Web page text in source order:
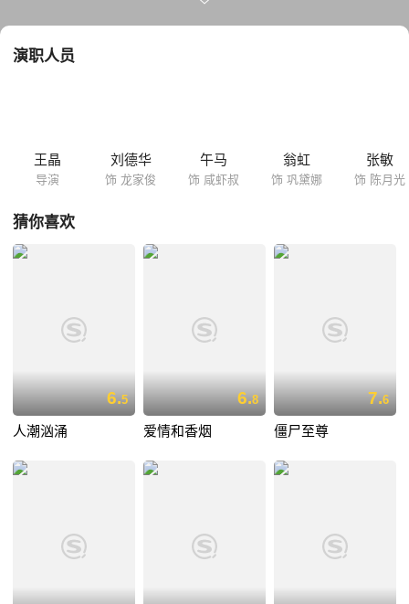
他公司的女员工。 一次龙家俊和表妹游船河发生争执，被踢下海偶然混进
演职人员
王晶
导演
刘德华
饰 龙家俊
午马
饰 咸虾叔
翁虹
饰 巩黛娜
张敏
饰 陈月光
猜你喜欢
6.5
人潮汹涌
6.8
爱情和香烟
7.6
僵尸至尊